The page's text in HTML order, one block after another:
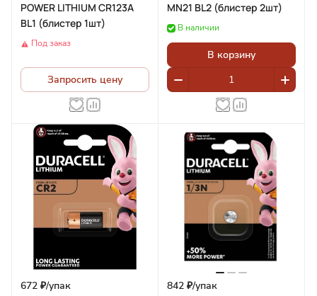
POWER LITHIUM CR123A
BL1 (блистер 1шт)
Под заказ
Запросить цену
MN21 BL2 (блистер 2шт)
В наличии
В корзину
672 ₽/упак
842 ₽/упак